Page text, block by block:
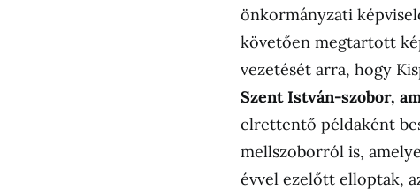
önkormányzati
követően megtartott
vezetését arra, hogy
Szent István-szobor,
elrettentő példaként
mellszoborról is,
évvel ezelőtt elloptak,